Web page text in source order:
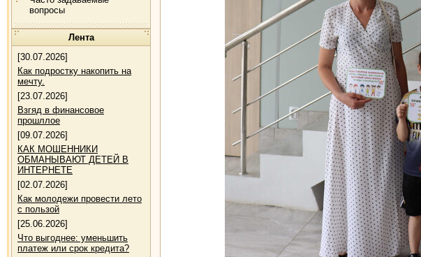
вопросы
Лента
[30.07.2026]
Как подростку накопить на
мечту.
[23.07.2026]
Взгяд в финансовое
прошллое
[09.07.2026]
КАК МОШЕННИКИ
ОБМАНЫВАЮТ ДЕТЕЙ В
ИНТЕРНЕТЕ
[02.07.2026]
Как молодежи провести лето
с пользой
[25.06.2026]
Что выгоднее: уменьшить
платеж или срок кредита?